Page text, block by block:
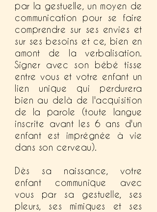
par la gestuelle, un moyen de
communication pour se faire
comprendre sur ses envies et
sur ses besoins et ce, bien en
amont de la verbalisation.
Signer avec son bébé tisse
entre vous et votre enfant un
lien unique qui perdurera
bien au delà de l'acquisition
de la parole (toute langue
inscrite avant les 6 ans d'un
enfant est imprégnée à vie
dans son cerveau).
Dès sa naissance, votre
enfant communique avec
vous par sa gestuelle, ses
pleurs, ses mimiques et ses